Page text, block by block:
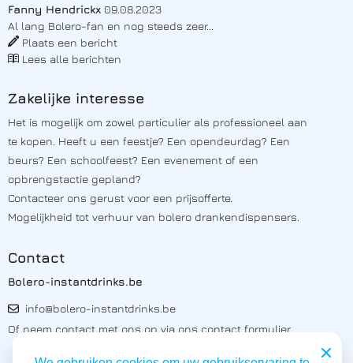
Fanny Hendrickx 09.08.2023
Al lang Bolero-fan en nog steeds zeer...
Plaats een bericht
Lees alle berichten
Zakelijke interesse
Het is mogelijk om zowel particulier als professioneel aan
te kopen. Heeft u een feestje? Een opendeurdag? Een
beurs? Een schoolfeest? Een evenement of een
opbrengstactie gepland?
Contacteer ons gerust voor een prijsofferte.
Mogelijkheid tot verhuur van bolero drankendispensers.
Contact
Bolero-instantdrinks.be
info@bolero-instantdrinks.be
Of neem contact met ons op via ons contact formulier